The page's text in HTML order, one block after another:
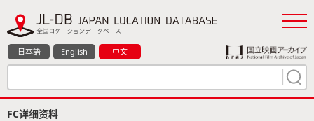
日本語 English 中文
FC详细资料